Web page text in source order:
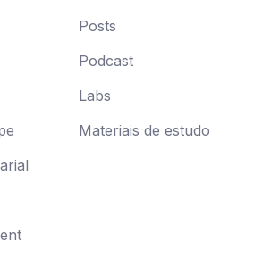
Posts
Podcast
Labs
Materiais de estudo